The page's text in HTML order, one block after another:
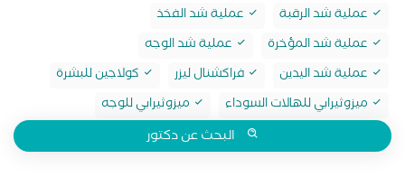
عملية شد الرقبة
عملية شد الفخذ
عملية شد المؤخرة
عملية شد الوجه
عملية شد اليدين
فراكشنال ليزر
كولاجين للبشرة
ميزوثيرابي للهالات السوداء
ميزوثيرابي للوجه
البحث عن دكتور